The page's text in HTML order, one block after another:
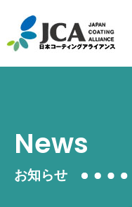
News
お知らせ